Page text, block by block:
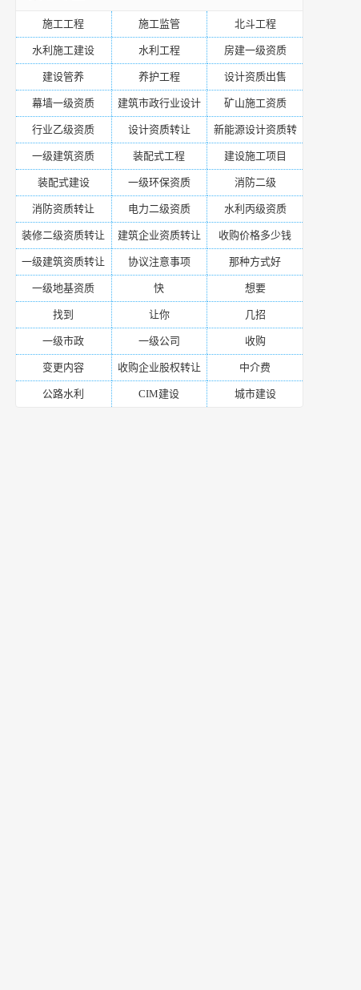
施工工程 施工监管 北斗工程
水利施工建设 水利工程 房建一级资质
建设管养 养护工程 设计资质出售
幕墙一级资质 建筑市政行业设计 矿山施工资质
行业乙级资质 设计资质转让 新能源设计资质转
让
一级建筑资质 装配式工程 建设施工项目
装配式建设 一级环保资质 消防二级
消防资质转让 电力二级资质 水利丙级资质
装修二级资质转让 建筑企业资质转让 收购价格多少钱
一级建筑资质转让 协议注意事项 那种方式好
一级地基资质 快 想要
找到 让你 几招
一级市政 一级公司 收购
变更内容 收购企业股权转让 中介费
公路水利 CIM建设 城市建设